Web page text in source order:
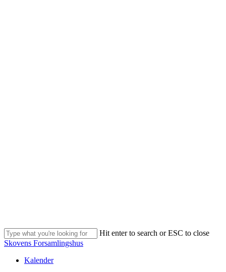
Hit enter to search or ESC to close
Close
Skovens Forsamlingshus
Kalender